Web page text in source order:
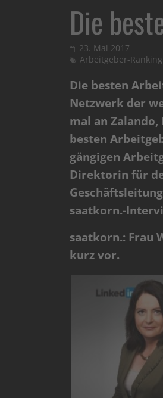
Die
23. Mai 2017
Arbeitgeber-Ranking
Die besten
Netzwerk der
mal an
besten
gängigen
Direktorin für
saatkorn.-
saatkorn.: Frau
kurz vor.